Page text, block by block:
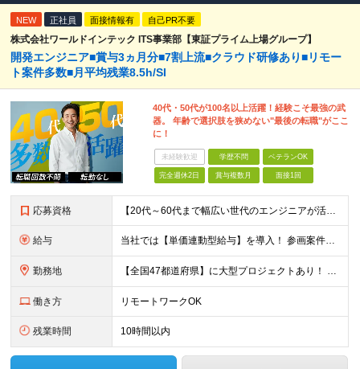
NEW 正社員 面接情報有 自己PR不要
株式会社ワールドインテック ITS事業部【東証プライム上場グループ】
開発エンジニア■賞与3ヵ月分■7割上流■クラウド研修あり■リモー
ト案件多数■月平均残業8.5h/SI
40代・50代が100名以上活躍！経験こそ最強の武
器。 年齢で選択肢を狭めない"最後の転職"がここ
に！
未経験歓迎 学歴不問 ベテランOK
完全週休2日 賞与複数月 面接1回
応募資格 【20代～60代まで幅広い世代のエンジニアが活躍してます】 ■学歴不問 ■転職回数不問 ■開発経験（年数不問）をお持ちの方
給与 当社では【単価連動型給与】を導入！ 参画案件の契約単価に連動して給与が決定。 還元率は単価の【70％～80％】と東証プライム上場グループとして高水準です！（社会保険料・教育コスト含む） ■関東：月給
勤務地 【全国47都道府県】に大型プロジェクトあり！ 主要勤務地： 北海道/宮城県/栃木県/埼玉県/千葉県/東京都/神奈川県/愛知県/大阪府/京都府/兵庫県/広島県/福岡県/熊本県 ※勤務エリアは、あなたの
働き方 リモートワークOK
残業時間 10時間以内